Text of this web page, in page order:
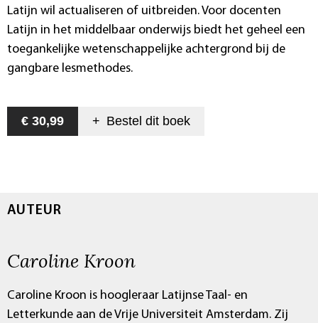
Latijn wil actualiseren of uitbreiden. Voor docenten
Latijn in het middelbaar onderwijs biedt het geheel een
toegankelijke wetenschappelijke achtergrond bij de
gangbare lesmethodes.
€ 30,99 + Bestel dit boek
AUTEUR
Caroline Kroon
Caroline Kroon is hoogleraar Latijnse Taal- en
Letterkunde aan de Vrije Universiteit Amsterdam. Zij